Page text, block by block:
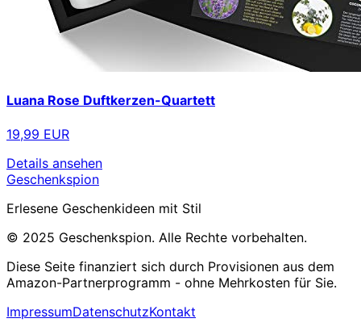
Luana Rose Duftkerzen-Quartett
19,99 EUR
Details ansehen
Geschenkspion
Erlesene Geschenkideen mit Stil
© 2025 Geschenkspion. Alle Rechte vorbehalten.
Diese Seite finanziert sich durch Provisionen aus dem
Amazon-Partnerprogramm - ohne Mehrkosten für Sie.
ImpressumDatenschutzKontakt